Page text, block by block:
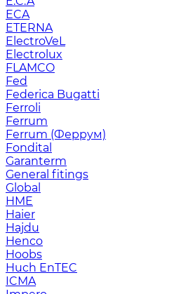
ECA
ETERNA
ElectroVeL
Electrolux
FLAMCO
Fed
Federica Bugatti
Ferroli
Ferrum
Ferrum (Феррум)
Fondital
Garanterm
General fitings
Global
HME
Haier
Hajdu
Henco
Hoobs
Huch EnTEC
ICMA